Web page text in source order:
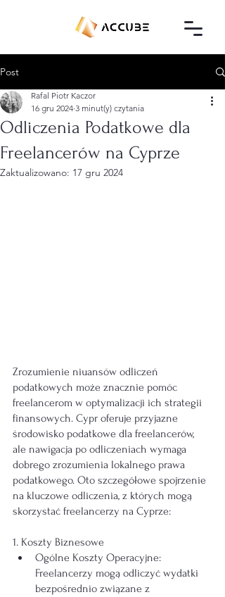
Post
Odliczenia Podatkowe dla
Freelancerów na Cyprze
Rafal Piotr Kaczor
16 gru 2024 3 minut(y) czytania
Zaktualizowano: 17 gru 2024
Zrozumienie niuansów odliczeń
podatkowych może znacznie pomóc
freelancerom w optymalizacji ich strategii
finansowych. Cypr oferuje przyjazne
środowisko podatkowe dla freelancerów,
ale nawigacja po odliczeniach wymaga
dobrego zrozumienia lokalnego prawa
podatkowego. Oto szczegółowe spojrzenie
na kluczowe odliczenia, z których mogą
skorzystać freelancerzy na Cyprze:
1. Koszty Biznesowe
Ogólne Koszty Operacyjne:
Freelancerzy mogą odliczyć wydatki
bezpośrednio związane z